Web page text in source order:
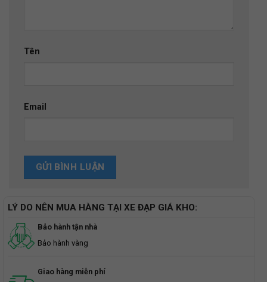
Tên
Email
LÝ DO NÊN MUA HÀNG TẠI XE ĐẠP GIÁ KHO:
Bảo hành tận nhà
Bảo hành vàng
Giao hàng miễn phí